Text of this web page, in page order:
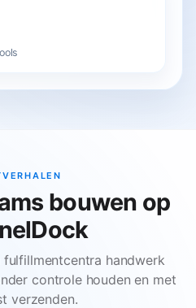
bouwen op
handwerk
controle houden en met
verzenden.